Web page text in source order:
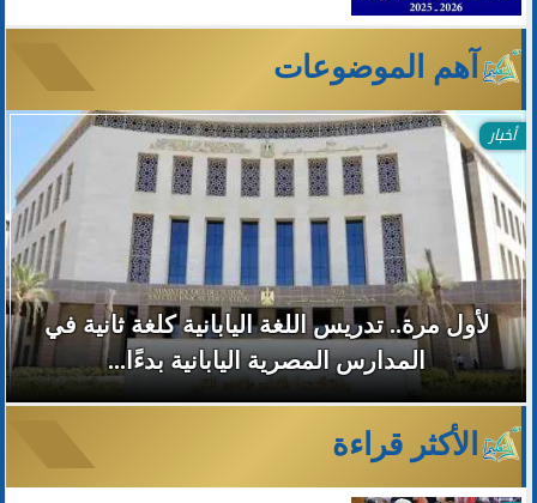
آهم الموضوعات
أخبار
لأول مرة.. تدريس اللغة اليابانية كلغة ثانية في
المدارس المصرية اليابانية بدءًا...
الأكثر قراءة